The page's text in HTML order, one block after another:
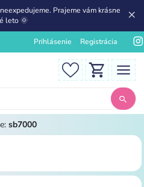
Prajeme vám krásne
leto 🌞
Prihlásenie Registrácia
sb7000